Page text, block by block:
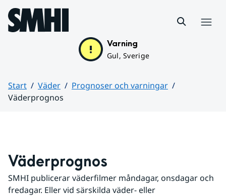
Hoppa till sidans innehåll
Varning
Gul, Sverige
Start Väder
Prognoser och varningar
Väderprognos
Väderprognos
SMHI publicerar väderfilmer måndagar, onsdagar och
fredagar. Eller vid särskilda väder- eller